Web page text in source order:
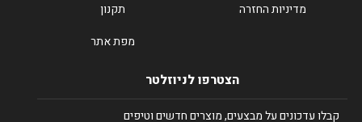
מדיניות החזרה
תקנון
מפת אתר
הצטרפו לניוזלטר
קבלו עדכונים על מבצעים, מוצרים חדשים וטיפים